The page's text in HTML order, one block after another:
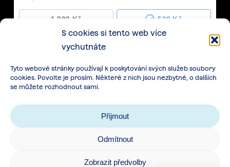
S cookies si tento web více
vychutnáte
Tyto webové stránky používají k poskytování svých služeb soubory
cookies. Povolte je prosím. Některé z nich jsou nezbytné, o dalších
se můžete rozhodnout sami.
Přijmout
Odmítnout
Zobrazit předvolby
Zásady zpracování osobních údajů